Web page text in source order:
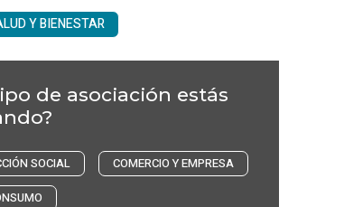
Y BIENESTAR
de asociación estás
SOCIAL
COMERCIO Y EMPRESA